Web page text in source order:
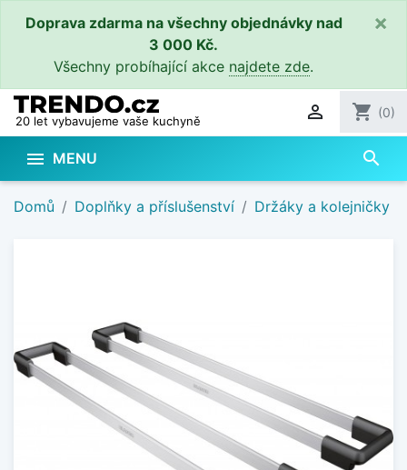
Doprava zdarma na všechny objednávky nad
3 000 Kč.
Všechny probíhající akce najdete zde.
×
20 let vybavujeme vaše kuchyně  shopping_cart (0)
 MENU search
Domů Doplňky a příslušenství Držáky a kolejničky